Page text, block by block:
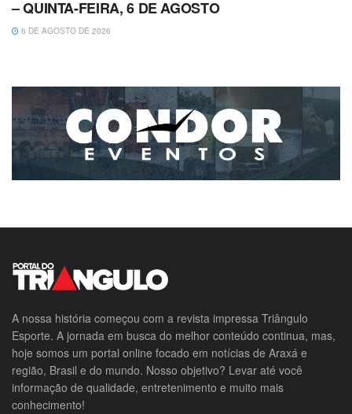
– QUINTA-FEIRA, 6 DE AGOSTO
6 DE AGOSTO DE 2026
A nossa história começou com a revista impressa Triângulo
Esporte. A jornada em busca do melhor conteúdo continua, mas,
hoje somos um portal online focado em notícias de Araxá e
região, Brasil e do mundo. Nosso objetivo? Levar até você
informação de qualidade, entretenimento e muito mais
conhecimento!